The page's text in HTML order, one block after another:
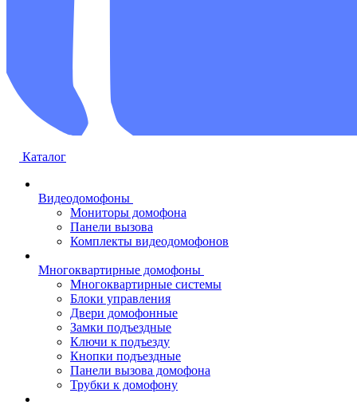
Каталог
Видеодомофоны
Мониторы домофона
Панели вызова
Комплекты видеодомофонов
Многоквартирные домофоны
Многоквартирные системы
Блоки управления
Двери домофонные
Замки подъездные
Ключи к подъезду
Кнопки подъездные
Панели вызова домофона
Трубки к домофону